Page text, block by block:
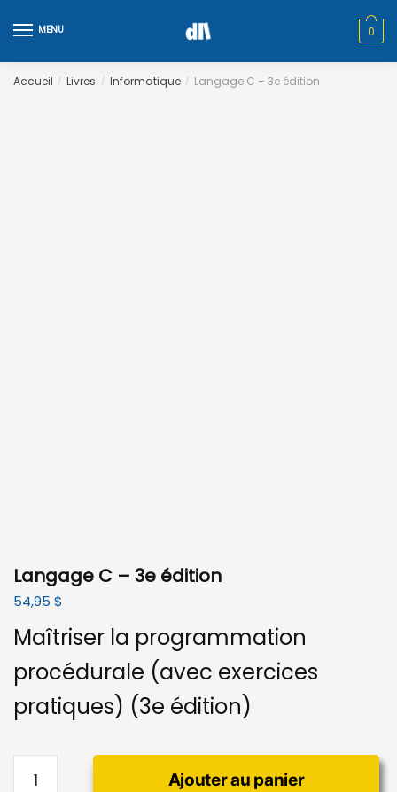
to
to
MENU 0
Accueil / Livres / Informatique / Langage C – 3e édition
Langage C – 3e édition
54,95 $
Maîtriser la programmation
procédurale (avec exercices
pratiques) (3e édition)
Ajouter au panier